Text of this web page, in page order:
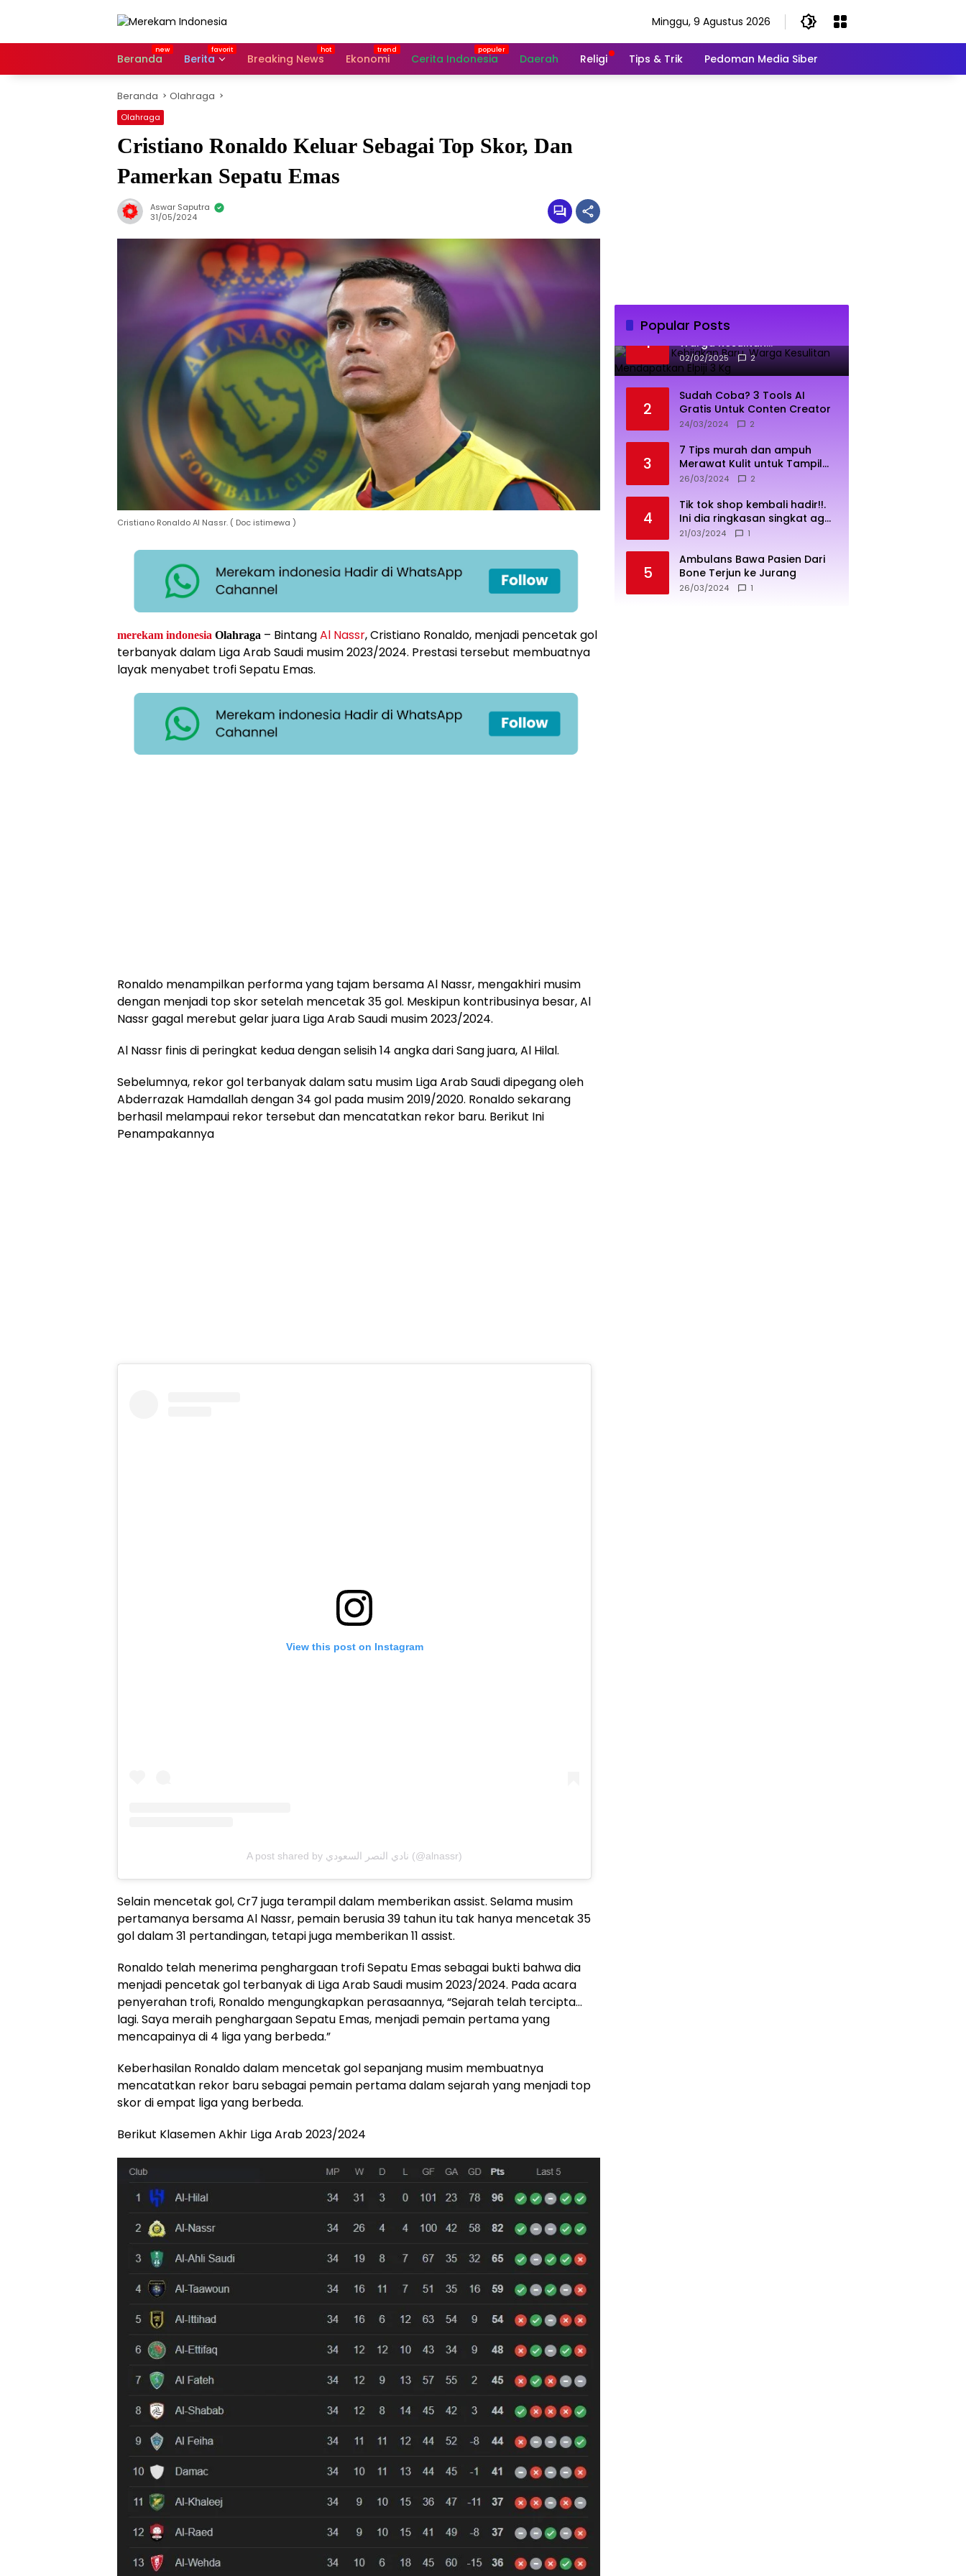
Minggu, 9 Agustus 2026
Beranda Berita Breaking News Ekonomi Cerita Indonesia Daerah Religi Tips & Trik Pedoman Media Siber
Beranda Olahraga
Olahraga
Cristiano Ronaldo Keluar Sebagai Top Skor, Dan
Pamerkan Sepatu Emas
Aswar Saputra
31/05/2024
Cristiano Ronaldo Al Nassr. ( Doc istimewa )
merekam indonesia Olahraga – BintangAl Nassr, Cristiano Ronaldo, menjadi pencetak gol
terbanyak dalam Liga Arab Saudi musim 2023/2024. Prestasi tersebut membuatnya
layak menyabet trofi Sepatu Emas.
Ronaldo menampilkan performa yang tajam bersama Al Nassr, mengakhiri musim
dengan menjadi top skor setelah mencetak 35 gol. Meskipun kontribusinya besar, Al
Nassr gagal merebut gelar juara Liga Arab Saudi musim 2023/2024.
Al Nassr finis di peringkat kedua dengan selisih 14 angka dari Sang juara, Al Hilal.
Sebelumnya, rekor gol terbanyak dalam satu musim Liga Arab Saudi dipegang oleh
Abderrazak Hamdallah dengan 34 gol pada musim 2019/2020. Ronaldo sekarang
berhasil melampaui rekor tersebut dan mencatatkan rekor baru. Berikut Ini
Penampakannya
View this post on Instagram
A post shared by نادي النصر السعودي (@alnassr)
Selain mencetak gol, Cr7 juga terampil dalam memberikan assist. Selama musim
pertamanya bersama Al Nassr, pemain berusia 39 tahun itu tak hanya mencetak 35
gol dalam 31 pertandingan, tetapi juga memberikan 11 assist.
Ronaldo telah menerima penghargaan trofi Sepatu Emas sebagai bukti bahwa dia
menjadi pencetak gol terbanyak di Liga Arab Saudi musim 2023/2024. Pada acara
penyerahan trofi, Ronaldo mengungkapkan perasaannya, “Sejarah telah tercipta…
lagi. Saya meraih penghargaan Sepatu Emas, menjadi pemain pertama yang
mencapainya di 4 liga yang berbeda.”
Keberhasilan Ronaldo dalam mencetak gol sepanjang musim membuatnya
mencatatkan rekor baru sebagai pemain pertama dalam sejarah yang menjadi top
skor di empat liga yang berbeda.
Berikut Klasemen Akhir Liga Arab 2023/2024
Popular Posts
1
Dampak Kebijakan Baru,
Warga Kesulitan
Mendapatkan Elpiji 3 Kg
02/02/2025 2
2
Sudah Coba? 3 Tools AI
Gratis Untuk Conten Creator
24/03/2024 2
3
7 Tips murah dan ampuh
Merawat Kulit untuk Tampil
Sehat dan Cerah
26/03/2024 2
4
Tik tok shop kembali hadir!!.
Ini dia ringkasan singkat agar
penjualan lebih sukses
21/03/2024 1
5
Ambulans Bawa Pasien Dari
Bone Terjun ke Jurang
26/03/2024 1